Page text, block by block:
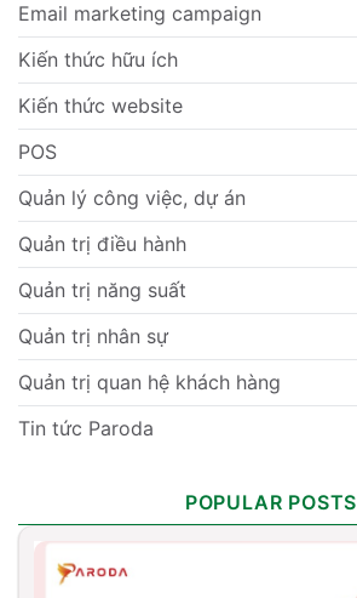
Email marketing campaign
Kiến thức hữu ích
Kiến thức website
POS
Quản lý công việc, dự án
Quản trị điều hành
Quản trị năng suất
Quản trị nhân sự
Quản trị quan hệ khách hàng
Tin tức Paroda
POPULAR POSTS